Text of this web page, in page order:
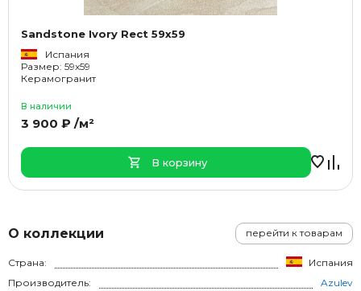
О коллекции перейти к товарам
Страна:
Испания
Производитель:
Azulev
Sandstone Ivory Rect 59x59
Испания
Размер: 59x59
Керамогранит
В наличии
3 900 ₽ /м²
В корзину